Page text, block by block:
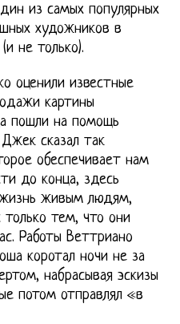
из самых популярных
художников в
не только).
оценили известные
картины
пошли на помощь
сказал так
обеспечивает нам
до конца, здесь
живым людям,
только тем, что они
Работы Веттриано
коротал ночи не за
набрасывая эскизы
потом отправлял «в